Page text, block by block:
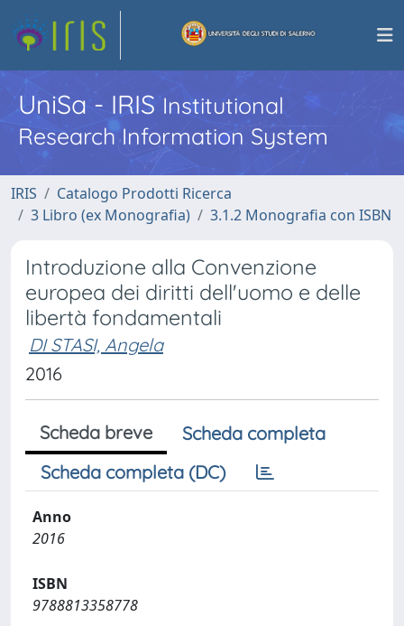
UniSa - IRISInstitutional
Research Information System
IRIS
Catalogo Prodotti Ricerca
3 Libro (ex Monografia)
3.1.2 Monografia con ISBN
Introduzione alla Convenzione
europea dei diritti dell'uomo e delle
libertà fondamentali
DI STASI, Angela
2016
Scheda breve
Scheda completa
Scheda completa (DC)
Anno
2016
ISBN
9788813358778